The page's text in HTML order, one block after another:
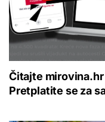
Čitajte
Pretplatite se za